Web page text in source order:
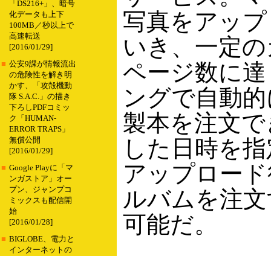
「DS216+」、暗号
化データも上下
100MB／秒以上で
高速転送
[2016/01/29]
■ 公安9課が情報流出
の危険性を解き明
かす、「攻殻機動
隊 S.A.C.」の描き
下ろしPDFコミッ
ク「HUMAN-
ERROR TRAPS」
無償公開
[2016/01/29]
■ Google Playに「マ
ンガストア」オー
プン、ジャンプコ
ミックスも配信開
始
[2016/01/28]
■ BIGLOBE、電力と
インターネットの
写真をアッ
いき、一定
ページ数に
ングで自動
製本を注文
した日時を
アップロー
ルバムを注
可能だ。